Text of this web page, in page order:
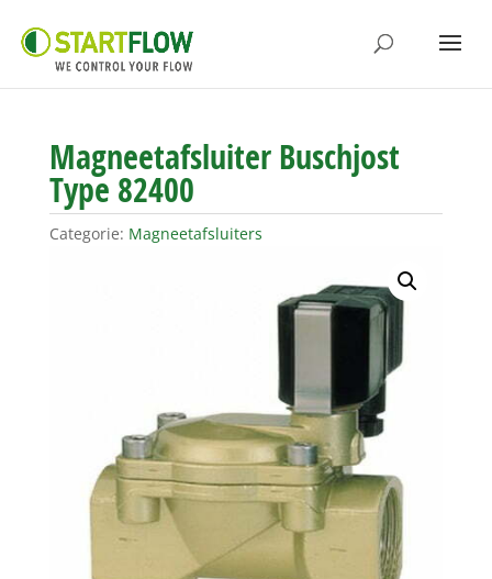
Magneetafsluiter Buschjost
Type 82400
Categorie: Magneetafsluiters